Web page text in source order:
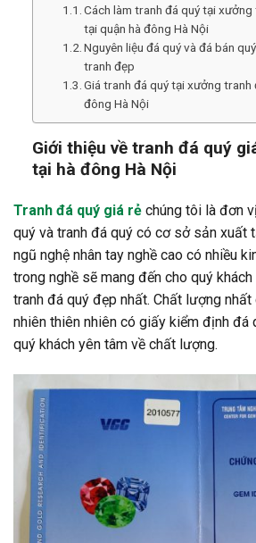
Cách làm tranh đá quý tại
tại quận hà đông Hà Nội
Nguyên liệu đá quý và đá bán
tranh đẹp
Giá tranh đá quý tại xưởng tranh
đông Hà Nội
Giới thiệu về tranh đá quý
tại hà đông Hà Nội
Tranh đá quý giá rẻ chúng tôi là đơn
quý và tranh đá quý có cơ sở sản xuất
ngũ nghệ nhân tay nghề cao có nhiều
trong nghề sẽ mang đến cho quý
tranh đá quý đẹp nhất. Chất lượng
nhiên thiên nhiên có giấy kiểm định đá
quý khách yên tâm về chất lượng.